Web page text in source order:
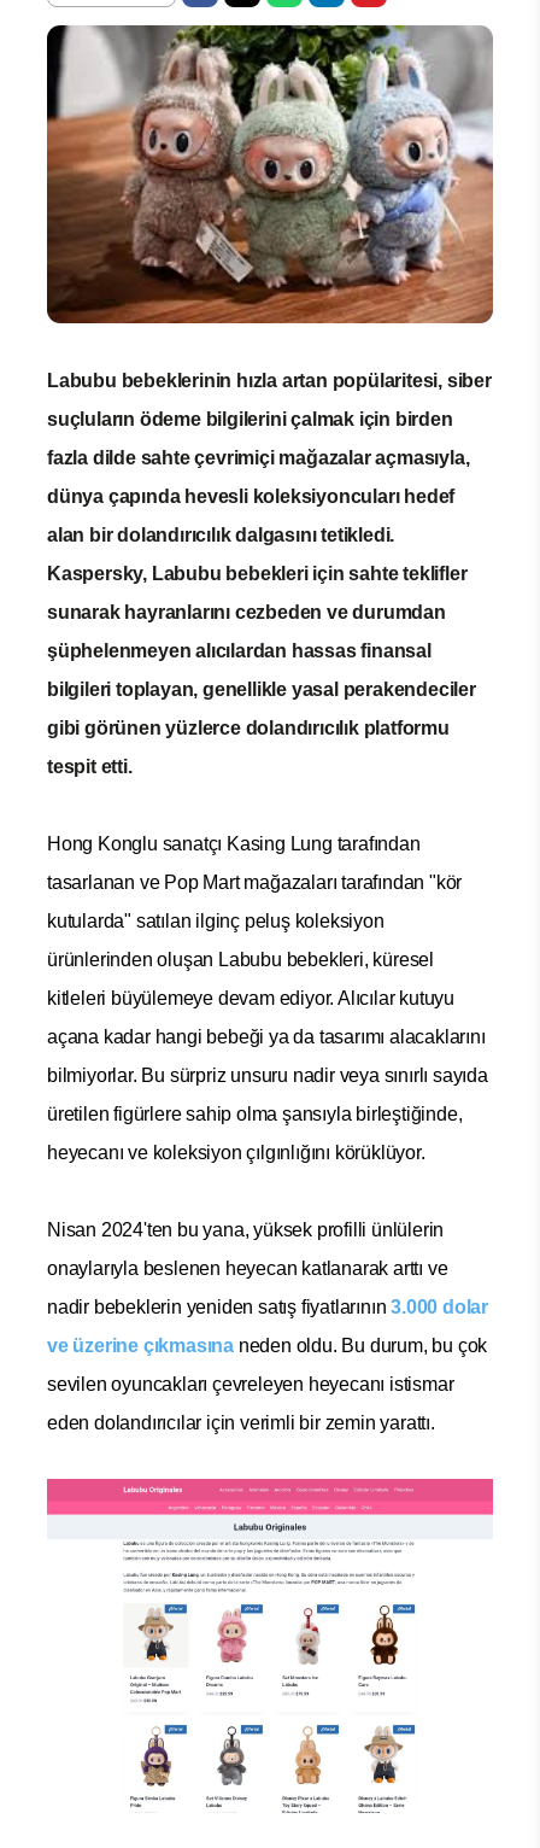
Labubu bebeklerinin hızla artan popülaritesi, siber
suçluların ödeme bilgilerini çalmak için birden
fazla dilde sahte çevrimiçi mağazalar açmasıyla,
dünya çapında hevesli koleksiyoncuları hedef
alan bir dolandırıcılık dalgasını tetikledi.
Kaspersky, Labubu bebekleri için sahte teklifler
sunarak hayranlarını cezbeden ve durumdan
şüphelenmeyen alıcılardan hassas finansal
bilgileri toplayan, genellikle yasal perakendeciler
gibi görünen yüzlerce dolandırıcılık platformu
tespit etti.
Hong Konglu sanatçı Kasing Lung tarafından
tasarlanan ve Pop Mart mağazaları tarafından "kör
kutularda" satılan ilginç peluş koleksiyon
ürünlerinden oluşan Labubu bebekleri, küresel
kitleleri büyülemeye devam ediyor. Alıcılar kutuyu
açana kadar hangi bebeği ya da tasarımı alacaklarını
bilmiyorlar. Bu sürpriz unsuru nadir veya sınırlı sayıda
üretilen figürlere sahip olma şansıyla birleştiğinde,
heyecanı ve koleksiyon çılgınlığını körüklüyor.
Nisan 2024'ten bu yana, yüksek profilli ünlülerin
onaylarıyla beslenen heyecan katlanarak arttı ve
nadir bebeklerin yeniden satış fiyatlarının3.000 dolar
ve üzerine çıkmasına neden oldu. Bu durum, bu çok
sevilen oyuncakları çevreleyen heyecanı istismar
eden dolandırıcılar için verimli bir zemin yarattı.